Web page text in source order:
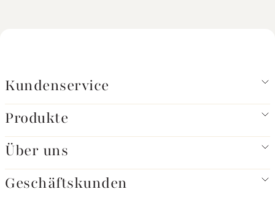
Kundenservice
Produkte
Über uns
Geschäftskunden